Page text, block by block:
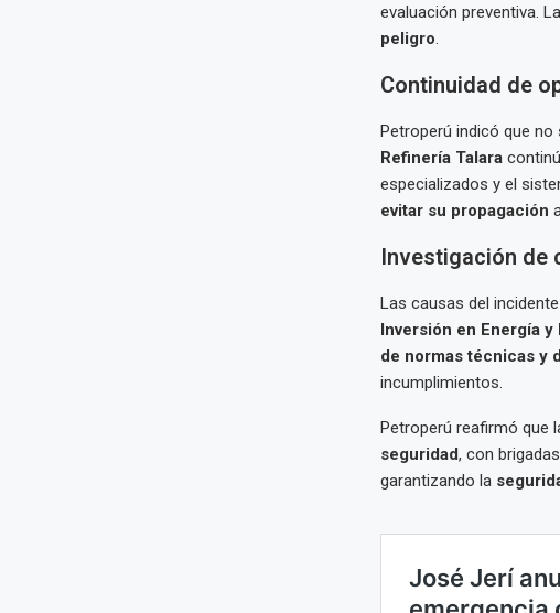
evaluación preventiva.
peligro.
Continuidad de
Petroperú indicó que no
Refinería Talara
especializados y el
evitar su propagación
Investigación de
Las causas del
Inversión en Energía
de normas técnicas y
incumplimientos.
Petroperú reafirmó que
seguridad, con
garantizando la